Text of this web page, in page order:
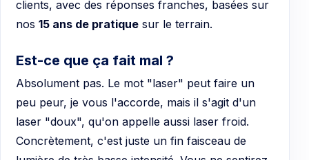
clients, avec des réponses franches, basées sur
nos 15 ans de pratique sur le terrain.
Est-ce que ça fait mal ?
Absolument pas. Le mot "laser" peut faire un
peu peur, je vous l'accorde, mais il s'agit d'un
laser "doux", qu'on appelle aussi laser froid.
Concrètement, c'est juste un fin faisceau de